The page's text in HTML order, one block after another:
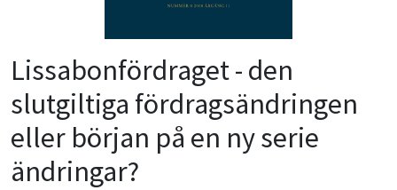
Lissabonfördraget - den
slutgiltiga fördragsändringen
eller början på en ny serie
ändringar?